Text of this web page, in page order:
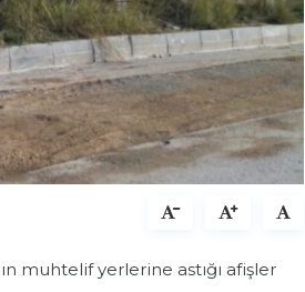
muhtelif yerlerine astığı afişler